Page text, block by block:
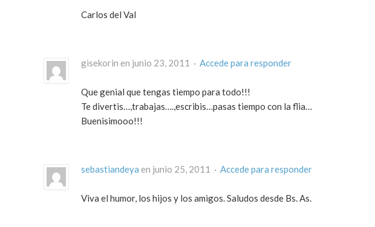
Carlos del Val
gisekorin en junio 23, 2011 · Accede para responder
Que genial que tengas tiempo para todo!!!
Te divertis…,trabajas….,escribis…pasas tiempo con la flia…
Buenisimooo!!!
sebastiandeya en junio 25, 2011 · Accede para responder
Viva el humor, los hijos y los amigos. Saludos desde Bs. As.